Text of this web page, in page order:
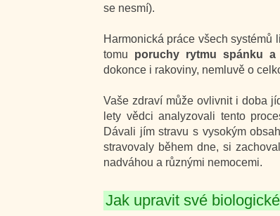
se nesmí).
Harmonická práce všech
tomu poruchy rytmu spánku a
dokonce i rakoviny, nemluvě o
Vaše zdraví může ovlivnit i doba
lety vědci analyzovali tento
Dávali jím stravu s vysokým
stravovaly během dne, si
nadváhou a různými nemocemi.
Jak upravit své